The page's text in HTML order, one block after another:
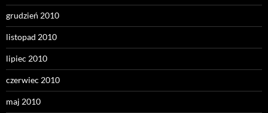
grudzień 2010
listopad 2010
lipiec 2010
czerwiec 2010
maj 2010